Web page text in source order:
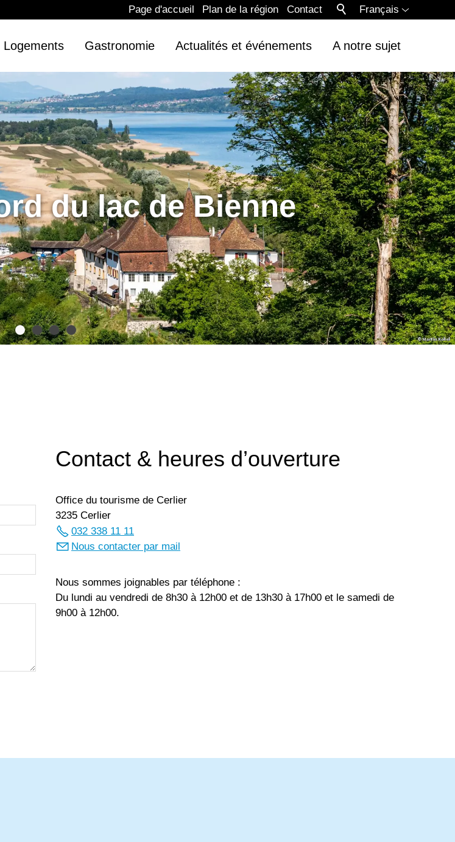
Français
Page d'accueil Plan de la région Contact
Logements Gastronomie Actualités et événements A notre sujet
du lac de Bienne
Contact & heures d’ouverture
Office du tourisme de Cerlier
3235 Cerlier
032 338 11 11
Nous contacter par mail
Nous sommes joignables par téléphone :
Du lundi au vendredi de 8h30 à 12h00 et de 13h30 à 17h00 et le samedi de
9h00 à 12h00.